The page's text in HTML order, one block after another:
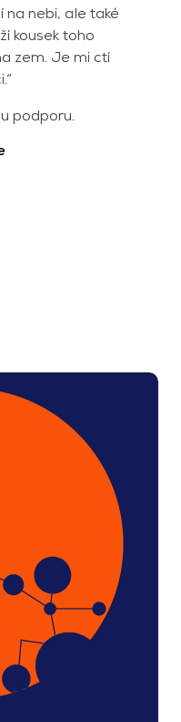
na nebi, ale také
kousek toho
zem. Je mi ctí
podporu.